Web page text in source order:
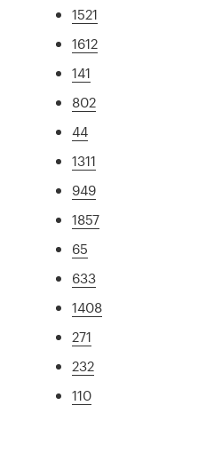
1521
1612
141
802
44
1311
949
1857
65
633
1408
271
232
110